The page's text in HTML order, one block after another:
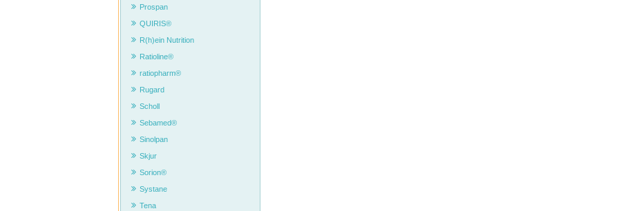
Prospan
QUIRIS®
R(h)ein Nutrition
Ratioline®
ratiopharm®
Rugard
Scholl
Sebamed®
Sinolpan
Skjur
Sorion®
Systane
Tena